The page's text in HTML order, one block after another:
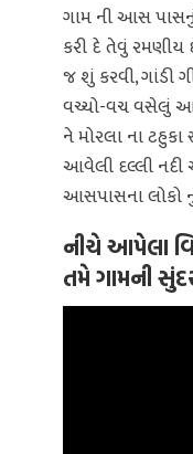
ગામ ની આસ
કરી દે તેવું
જ શું કરવી, ગાંડી
વચ્ચો-વચ વસેલું આ
ને મોરલા ના
આવેલી દલ્લી નદી
આસપાસના લોકો
નીચે આપેલા
તમે ગામની